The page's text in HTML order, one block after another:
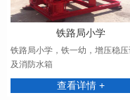
铁路局小学
铁路局小学，铁一幼，增压稳压
及消防水箱
查看详情 +